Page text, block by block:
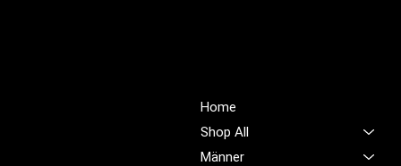
Home
Shop All
Männer